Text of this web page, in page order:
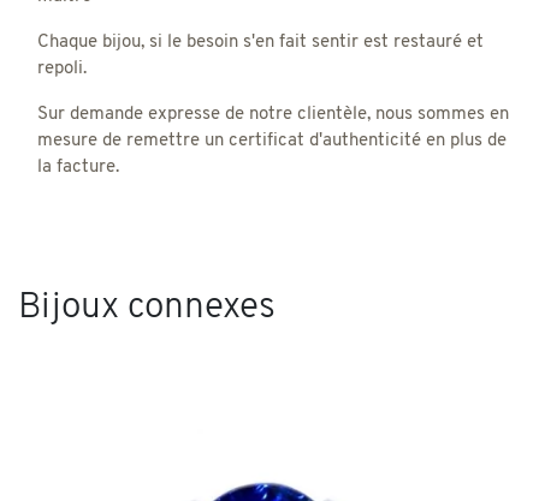
Chaque bijou, si le besoin s'en fait sentir est restauré et
repoli.
Sur demande expresse de notre clientèle, nous sommes en
mesure de remettre un certificat d'authenticité en plus de
la facture.
Bijoux connexes